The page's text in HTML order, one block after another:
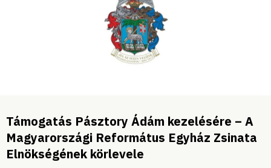
Támogatás Pásztory Ádám kezelésére – A
Magyarországi Református Egyház Zsinata
Elnökségének körlevele